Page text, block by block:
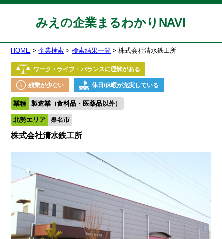
みえの企業まるわかりNAVI
HOME 企業検索 検索結果一覧 株式会社清水鉄工所
ワーク・ライフ・バランスに理解がある
残業が少ない 休日/休暇が充実している
業種 製造業（食料品・医薬品以外）
北勢エリア 桑名市
株式会社清水鉄工所